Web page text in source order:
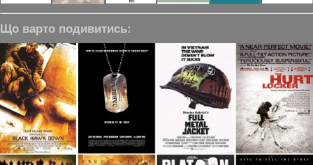
Що варто подивитись: